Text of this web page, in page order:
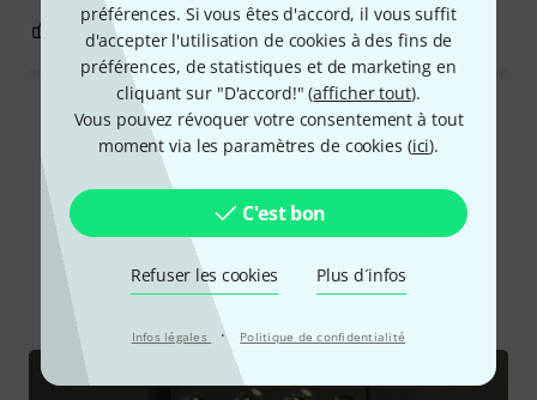
préférences. Si vous êtes d'accord, il vous suffit
d'accepter l'utilisation de cookies à des fins de
préférences, de statistiques et de marketing en
cliquant sur "D'accord!" (afficher tout).
Vous pouvez révoquer votre consentement à tout
moment via les paramètres de cookies (ici).
C'est bon
Refuser les cookies Plus d´infos
Infos légales · Politique de confidentialité
Lire toutes les évaluations
Le saviez-vous?
Tout Vidéos Guides